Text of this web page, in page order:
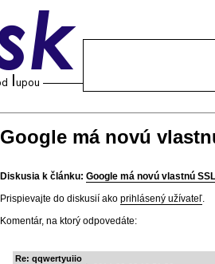
Google má novú
Diskusia k článku: Google má novú vlastnú
Prispievajte do diskusií ako prihlásený užívateľ.
Komentár, na ktorý odpovedáte:
Re: qqwertyuiio